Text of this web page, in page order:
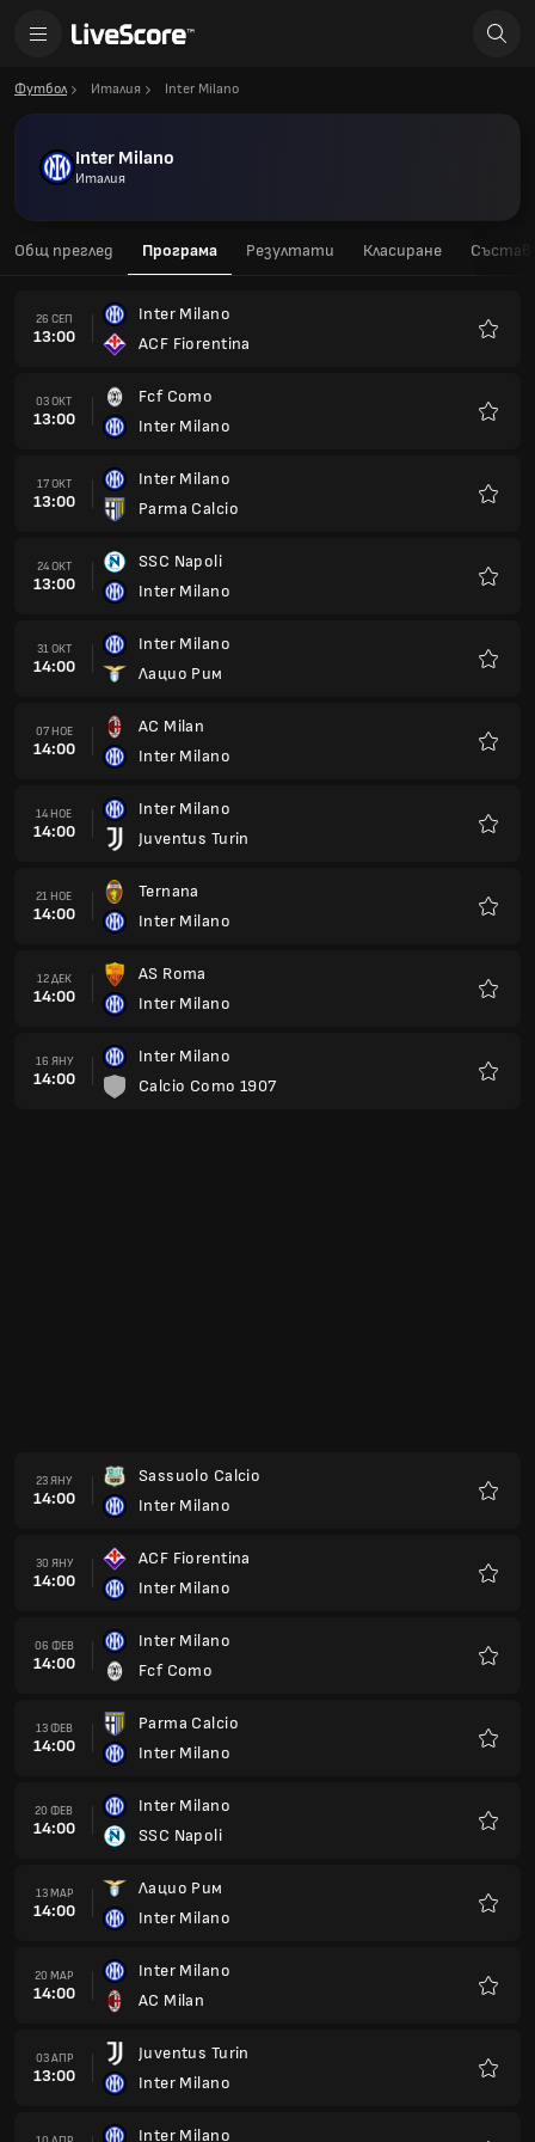
Футбол Италия Inter Milano
Inter Milano
Италия
Общ преглед Програма Резултати Класиране Състав
26 СЕП
13:00
Inter Milano
ACF Fiorentina
03 ОКТ
13:00
Fcf Como
Inter Milano
17 ОКТ
13:00
Inter Milano
Parma Calcio
24 ОКТ
13:00
SSC Napoli
Inter Milano
31 ОКТ
14:00
Inter Milano
Лацио Рим
07 НОЕ
14:00
AC Milan
Inter Milano
14 НОЕ
14:00
Inter Milano
Juventus Turin
21 НОЕ
14:00
Ternana
Inter Milano
12 ДЕК
14:00
AS Roma
Inter Milano
16 ЯНУ
14:00
Inter Milano
Calcio Como 1907
23 ЯНУ
14:00
Sassuolo Calcio
Inter Milano
30 ЯНУ
14:00
ACF Fiorentina
Inter Milano
06 ФЕВ
14:00
Inter Milano
Fcf Como
13 ФЕВ
14:00
Parma Calcio
Inter Milano
20 ФЕВ
14:00
Inter Milano
SSC Napoli
13 МАР
14:00
Лацио Рим
Inter Milano
20 МАР
14:00
Inter Milano
AC Milan
03 АПР
13:00
Juventus Turin
Inter Milano
Inter Milano